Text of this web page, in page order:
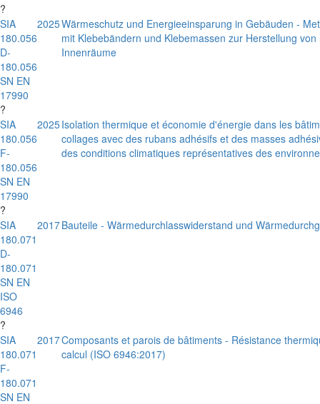
?
SIA
180.056
D-
180.056
SN EN
17990
?
2025Wärmeschutz und Energieeinsparung in Gebäuden -
mit Klebebändern und Klebemassen zur Herstellung
Innenräume
SIA
180.056
F-
180.056
SN EN
17990
?
2025Isolation thermique et économie d'énergie dans les
collages avec des rubans adhésifs et des masses
des conditions climatiques représentatives des
SIA
180.071
D-
180.071
SN EN
ISO
6946
?
2017Bauteile - Wärmedurchlasswiderstand und
SIA
180.071
F-
180.071
SN EN
2017Composants et parois de bâtiments - Résistance
calcul (ISO 6946:2017)